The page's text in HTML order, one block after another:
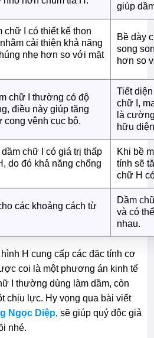
giúp
chữ I có thiết kế thon
cải thiện khả năng
nhẹ hơn so với mặt
Bề dày
song
hơn so
chữ I thường có độ
điều này giúp tăng
cong vênh cục bộ.
Tiết
chữ I,
là
hữu
chữ I có giá trị thấp
do đó khả năng chống
Khi bề
tính sẽ
chữ H
các khoảng cách từ
Dầm
và có
nhau.
H cung cấp các đặc tính cơ
coi là một phương án kinh tế
I thường dùng làm dầm, còn
chịu lực. Hy vọng qua bài viết
Ngọc Diệp, sẽ giúp quý độc giả
nhé.